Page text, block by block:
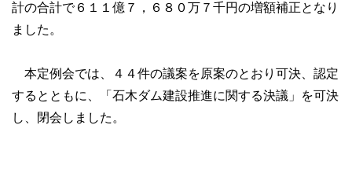
県議会の役割と権限
県議会のしくみと議案の流れ
委員会の概要
県議会のうつりかわり
計の合計で６１１億７，６８０万７千円の増額補正となり
ました。
本定例会では、４４件の議案を原案のとおり可決、認定
するとともに、「石木ダム建設推進に関する決議」を可決
し、閉会しました。